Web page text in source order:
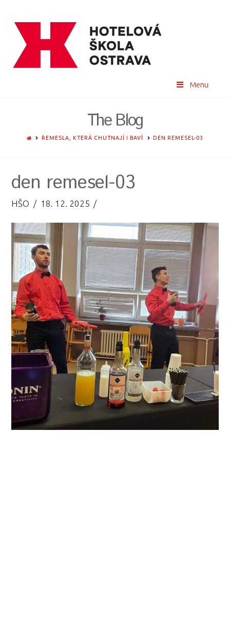
Menu
The Blog
HOMEŘEMESLA, KTERÁ CHUTNAJÍ I BAVÍ DEN REMESEL-03
den remesel-03
HŠO 18. 12. 2025